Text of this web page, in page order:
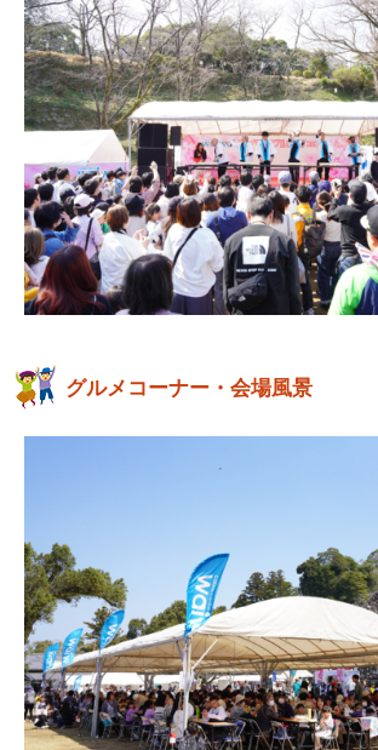
グルメコーナー・会場風景